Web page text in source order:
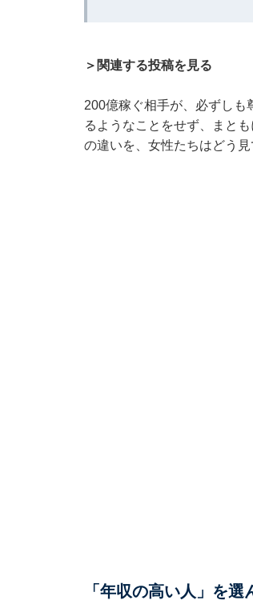
＞関連する投稿を見る
200億稼ぐ相手が、必ずしも
るようなことをせず、まと
の違いを、女性たちはどう見
「年収の高い人」を